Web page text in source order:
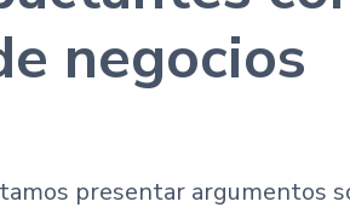
negocios
presentar argumentos